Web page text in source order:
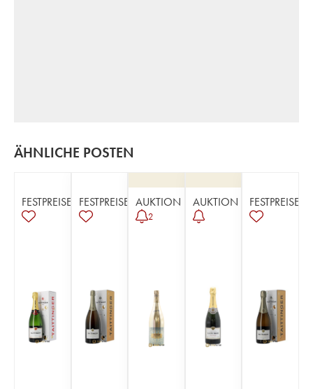
ÄHNLICHE POSTEN
FESTPREISE FESTPREISE AUKTION
2
AUKTION FESTPREISE